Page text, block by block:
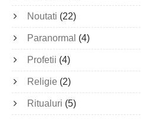
Noutati (22)
Paranormal (4)
Profetii (4)
Religie (2)
Ritualuri (5)